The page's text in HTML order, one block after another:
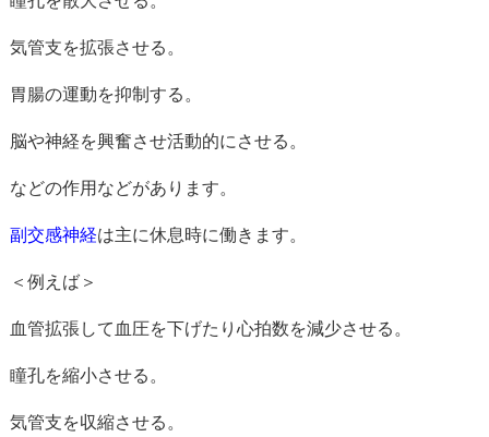
気管支を拡張させる。
胃腸の運動を抑制する。
脳や神経を興奮させ活動的にさせる。
などの作用などがあります。
副交感神経は主に休息時に働きます。
＜例えば＞
血管拡張して血圧を下げたり心拍数を減少させる。
瞳孔を縮小させる。
気管支を収縮させる。